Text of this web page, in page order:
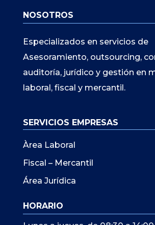
NOSOTROS
Especializados en servicios de
Asesoramiento, outsourcing,
auditoría, jurídico y gestión en
laboral, fiscal y mercantil.
SERVICIOS EMPRESAS
Àrea Laboral
Fiscal – Mercantil
Área Jurídica
HORARIO